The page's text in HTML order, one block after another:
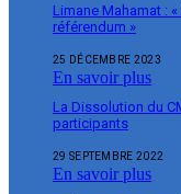
Limane Mahamat :
référendum »
25 DÉCEMBRE 2023
En savoir plus
La Dissolution du
participants
29 SEPTEMBRE 2022
En savoir plus